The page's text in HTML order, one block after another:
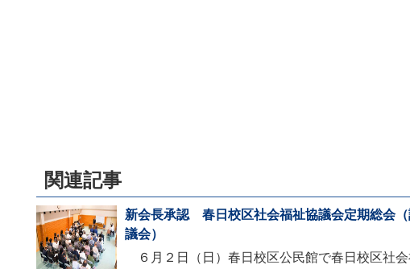
関連記事
新会長承認 春日校区社会福祉協議会定期総会
議会）
６月２日（日）春日校区公民館で春日校区社